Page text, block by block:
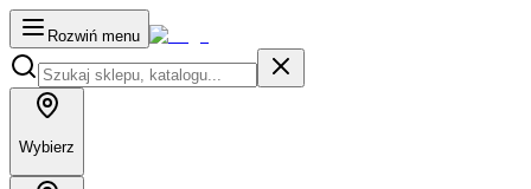
Rozwiń menu
Wybierz